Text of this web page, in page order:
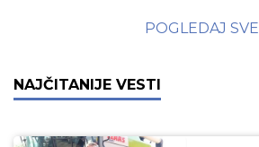
POGLEDAJ SVE
NAJČITANIJE VESTI